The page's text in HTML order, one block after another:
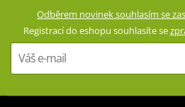
Všité kapsy pro chrániče v oblasti
Vyjímatelné chrániče Level 2 na
Zdvojená kůže v oblastech
Perforované panely na stehnech
Odběrem novinek souhlasím se
Registrací do eshopu souhlasíte se